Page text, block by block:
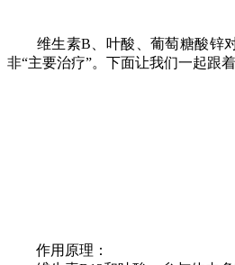
维生素B、叶酸、葡萄糖酸锌对
非“主要治疗”。下面让我们一起跟着
作用原理：